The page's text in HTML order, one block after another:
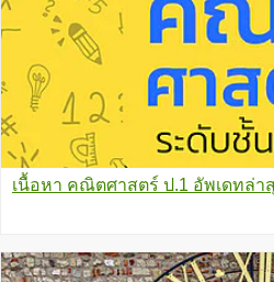
เนื้อหา คณิตศาสตร์ ป.1 อัพเดทล่า